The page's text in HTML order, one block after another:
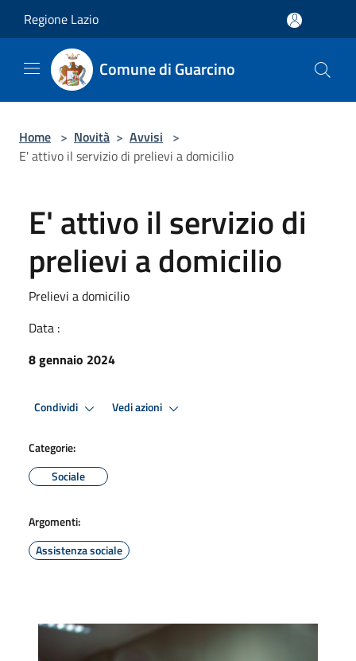
Regione Lazio
Comune di Guarcino
Home > Novità > Avvisi >
E' attivo il servizio di prelievi a domicilio
E' attivo il servizio di
prelievi a domicilio
Prelievi a domicilio
Data :
8 gennaio 2024
Condividi Vedi azioni
Categorie:
Sociale
Argomenti:
Assistenza sociale